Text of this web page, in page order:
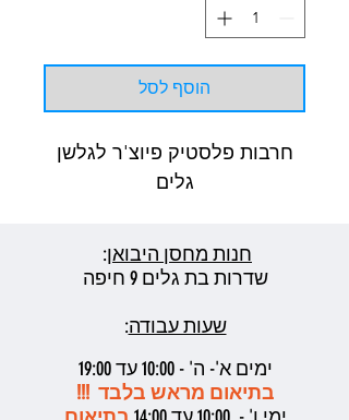
הוסף לסל
חרבות פלסטיק פיוצ'ר לגלשן
גלים
חנות מחסן היבואן:
שדרות בת גלים 9 חיפה
שעות עבודה:
ימים א'- ה' - 10:00 עד 19:00
בתיאום מראש בלבד !!!